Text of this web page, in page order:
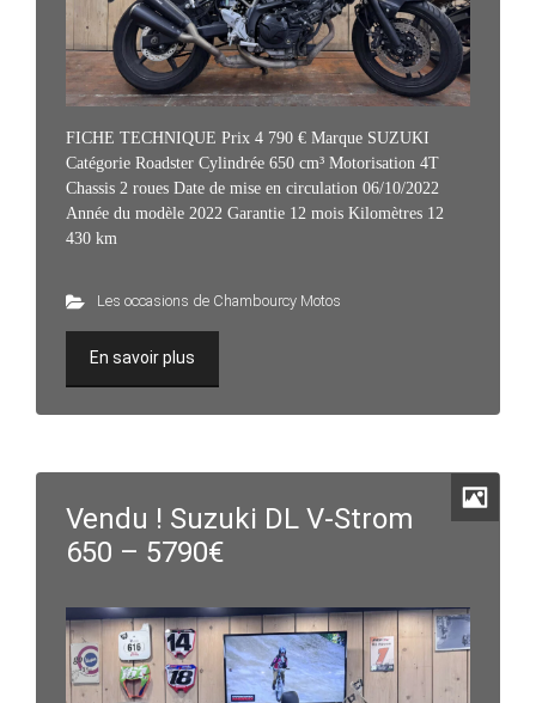
FICHE TECHNIQUE Prix 4 790 € Marque SUZUKI
Catégorie Roadster Cylindrée 650 cm³ Motorisation 4T
Chassis 2 roues Date de mise en circulation 06/10/2022
Année du modèle 2022 Garantie 12 mois Kilomètres 12
430 km
Les occasions de Chambourcy Motos
En savoir plus
Vendu ! Suzuki DL V-Strom
650 – 5790€